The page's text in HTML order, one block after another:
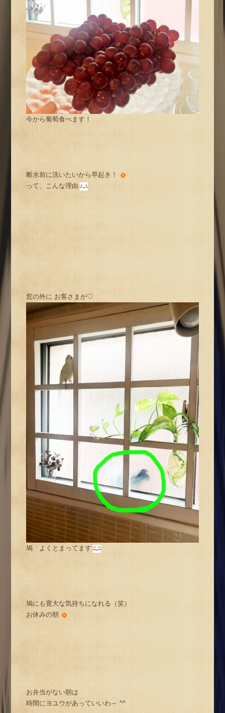
今から葡萄食べます！
断水前に洗いたいから早起き！
って、こんな理由
窓の外に お客さまが♡
鳩 よくとまってます
鳩にも寛大な気持ちになれる（笑）
お休みの朝
お弁当がない朝は
時間にヨユウがあっていいわ～ ^^